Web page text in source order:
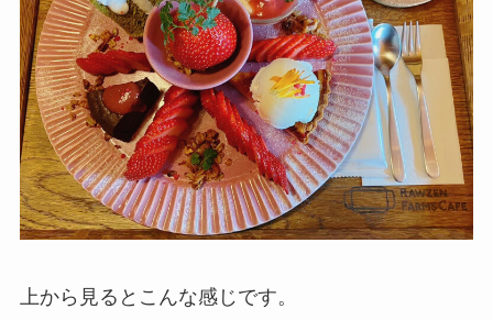
上から見るとこんな感じです。